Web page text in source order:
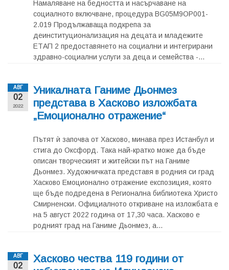
Намаляване на бедността и насърчаване на
социалното включване, процедура BG05M9OP001-
2.019 Продължаваща подкрепа за
деинституционализация на децата и младежите
ЕТАП 2 предоставянето на социални и интегрирани
здравно-социални услуги за деца и семейства -...
АВГ
02
2022
Уникалната Ганиме Дьонмез
представа в Хасково изложбата
„Емоционално отражение“
Пътят ѝ започва от Хасково, минава през Истанбул и
стига до Оксфорд. Така най-кратко може да бъде
описан творческият и житейски път на Ганиме
Дьонмез. Художничката представя в родния си град
Хасково Емоционално отражение експозиция, която
ще бъде подредена в Регионална библиотека Христо
Смирненски. Официалното откриване на изложбата е
на 5 август 2022 година от 17,30 часа. Хасково е
родният град на Ганиме Дьонмез, а...
АВГ
02
Хасково чества 119 години от